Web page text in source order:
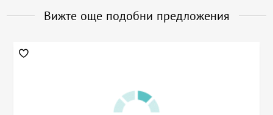
Вижте още подобни предложения